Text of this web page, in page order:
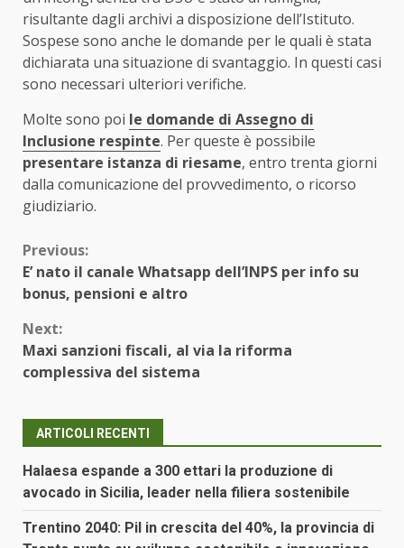
risultante dagli archivi a disposizione dell’Istituto.
Sospese sono anche le domande per le quali è stata
dichiarata una situazione di svantaggio. In questi casi
sono necessari ulteriori verifiche.
Molte sono poi le domande di Assegno di
Inclusione respinte. Per queste è possibile
presentare istanza di riesame, entro trenta giorni
dalla comunicazione del provvedimento, o ricorso
giudiziario.
Continue
Reading
Previous:
E’ nato il canale Whatsapp dell’INPS per info su
bonus, pensioni e altro
Next:
Maxi sanzioni fiscali, al via la riforma
complessiva del sistema
ARTICOLI RECENTI
Halaesa espande a 300 ettari la produzione di
avocado in Sicilia, leader nella filiera sostenibile
Trentino 2040: Pil in crescita del 40%, la provincia di